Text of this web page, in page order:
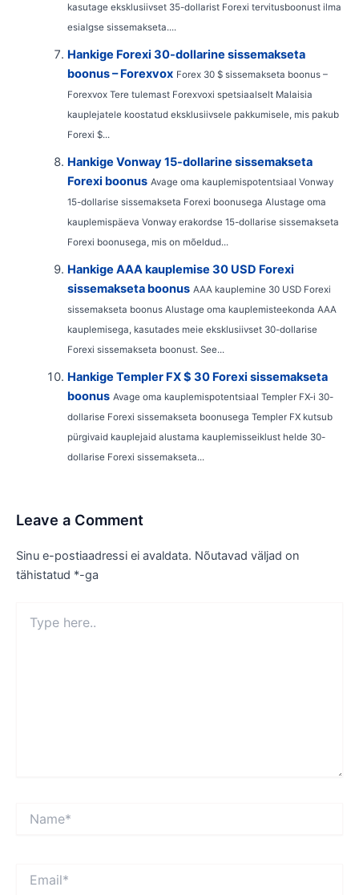
kasutage eksklusiivset 35-dollarist Forexi tervitusboonust ilma
esialgse sissemakseta....
Hankige Forexi 30-dollarine sissemakseta
boonus – Forexvox Forex 30 $ sissemakseta boonus –
Forexvox Tere tulemast Forexvoxi spetsiaalselt Malaisia ​​
kauplejatele koostatud eksklusiivsele pakkumisele, mis pakub
Forexi $...
Hankige Vonway 15-dollarine sissemakseta
Forexi boonus Avage oma kauplemispotentsiaal Vonway
15-dollarise sissemakseta Forexi boonusega Alustage oma
kauplemispäeva Vonway erakordse 15-dollarise sissemakseta
Forexi boonusega, mis on mõeldud...
Hankige AAA kauplemise 30 USD Forexi
sissemakseta boonus AAA kauplemine 30 USD Forexi
sissemakseta boonus Alustage oma kauplemisteekonda AAA
kauplemisega, kasutades meie eksklusiivset 30-dollarise
Forexi sissemakseta boonust. See...
Hankige Templer FX $ 30 Forexi sissemakseta
boonus Avage oma kauplemispotentsiaal Templer FX-i 30-
dollarise Forexi sissemakseta boonusega Templer FX kutsub
pürgivaid kauplejaid alustama kauplemisseiklust helde 30-
dollarise Forexi sissemakseta...
Leave a Comment
Sinu e-postiaadressi ei avaldata. Nõutavad väljad on
tähistatud *-ga
here..